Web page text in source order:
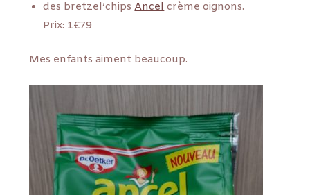
des bretzel’chipsAncel crème oignons.
Prix: 1€79
Mes enfants aiment beaucoup.